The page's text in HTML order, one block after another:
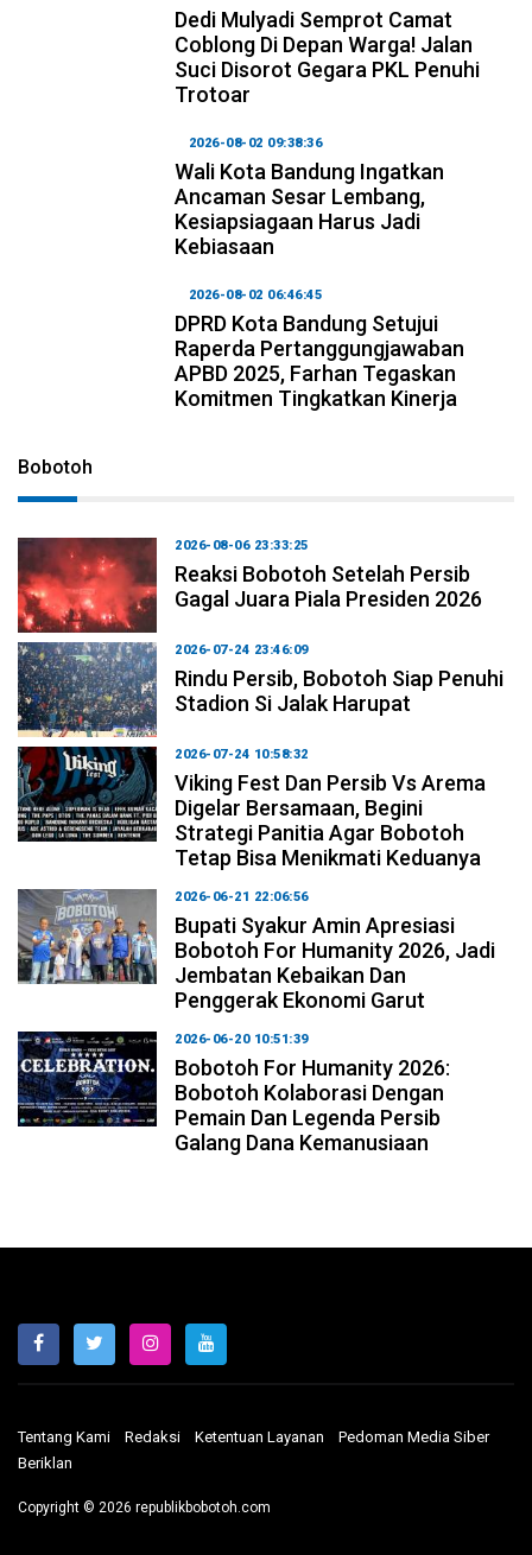
Dedi Mulyadi Semprot Camat
Coblong Di Depan Warga! Jalan
Suci Disorot Gegara PKL Penuhi
Trotoar
2026-08-02 09:38:36
Wali Kota Bandung Ingatkan
Ancaman Sesar Lembang,
Kesiapsiagaan Harus Jadi
Kebiasaan
2026-08-02 06:46:45
DPRD Kota Bandung Setujui
Raperda Pertanggungjawaban
APBD 2025, Farhan Tegaskan
Komitmen Tingkatkan Kinerja
Bobotoh
2026-08-06 23:33:25
Reaksi Bobotoh Setelah Persib
Gagal Juara Piala Presiden 2026
2026-07-24 23:46:09
Rindu Persib, Bobotoh Siap Penuhi
Stadion Si Jalak Harupat
2026-07-24 10:58:32
Viking Fest Dan Persib Vs Arema
Digelar Bersamaan, Begini
Strategi Panitia Agar Bobotoh
Tetap Bisa Menikmati Keduanya
2026-06-21 22:06:56
Bupati Syakur Amin Apresiasi
Bobotoh For Humanity 2026, Jadi
Jembatan Kebaikan Dan
Penggerak Ekonomi Garut
2026-06-20 10:51:39
Bobotoh For Humanity 2026:
Bobotoh Kolaborasi Dengan
Pemain Dan Legenda Persib
Galang Dana Kemanusiaan
Tentang Kami Redaksi Ketentuan Layanan
Pedoman Media Siber
Beriklan
Copyright © 2026 republikbobotoh.com